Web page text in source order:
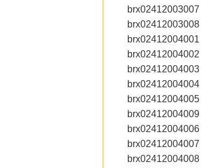
brx02412003007
brx02412003008
brx02412004001
brx02412004002
brx02412004003
brx02412004004
brx02412004005
brx02412004009
brx02412004006
brx02412004007
brx02412004008